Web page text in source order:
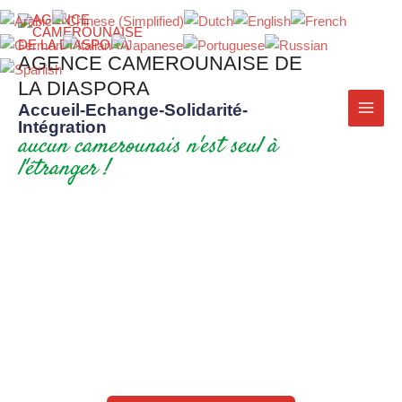
AGENCE CAMEROUNAISE DE
LA DIASPORA
Accueil-Echange-Solidarité-
Intégration
aucun camerounais n'est seul à
l'étranger !